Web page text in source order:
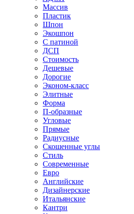
Массив
Пластик
Шпон
Экошпон
С патиной
ДСП
Стоимость
Дешевые
Дорогие
Эконом-класс
Элитные
Форма
П-образные
Угловые
Прямые
Радиусные
Скошенные углы
Стиль
Современные
Евро
Английские
Дизайнерские
Итальянские
Кантри